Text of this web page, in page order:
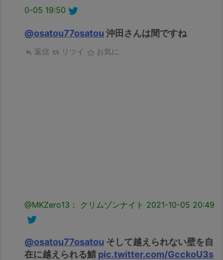
0-05 19:50
@osatou77osatou 沖田さんは間ですね
返信 リツイ お気に
@MKZero13： クリムゾンナイト 2021-10-05 20:49
@osatou77osatou そして越えられない壁を自
在に越えられる鯖 pic.twitter.com/GcckoU3s